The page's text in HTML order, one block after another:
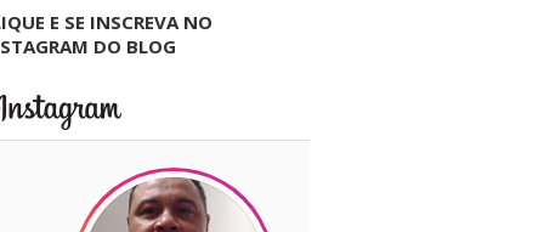
E SE INSCREVA NO
DO BLOG